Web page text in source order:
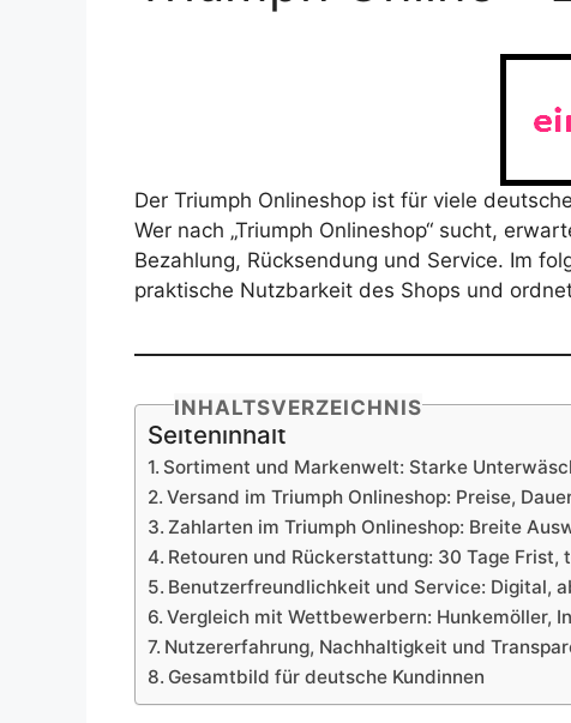
Der Triumph Onlineshop ist für viele
Wer nach „Triumph Onlineshop“ sucht,
Bezahlung, Rücksendung und Service. Im
praktische Nutzbarkeit des Shops und
INHALTSVERZEICHNIS
Seiteninhalt
Sortiment und Markenwelt: Starke
Versand im Triumph Onlineshop: Preise,
Zahlarten im Triumph Onlineshop: Breite
Retouren und Rückerstattung: 30 Tage
Benutzerfreundlichkeit und Service: Digital,
Vergleich mit Wettbewerbern: Hunkemöller,
Nutzererfahrung, Nachhaltigkeit und
Gesamtbild für deutsche Kundinnen